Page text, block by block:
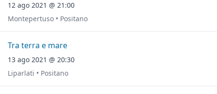
12 ago 2021 @ 21:00
Montepertuso • Positano
Tra terra e mare
13 ago 2021 @ 20:30
Liparlati • Positano